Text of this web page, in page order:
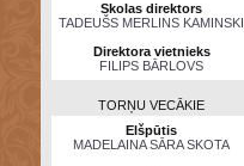
Skolas direktors
TADEUŠS MERLINS KAMINSKI
Direktora vietnieks
FILIPS BĀRLOVS
TORŅU VECĀKIE
Elšpūtis
MADELAINA SĀRA SKOTA